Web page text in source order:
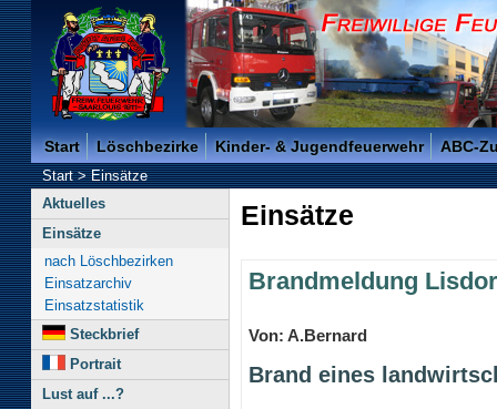
Freiwillige Feuerwehr der Kreisstadt Saarlouis -
Start Löschbezirke Kinder- & Jugendfeuerwehr ABC-
Start>Einsätze
Aktuelles
Einsätze
nach Löschbezirken
Einsatzarchiv
Einsatzstatistik
Steckbrief
Portrait
Lust auf ...?
Einsätze
Brandmeldung
Von: A.Bernard
Brand eines